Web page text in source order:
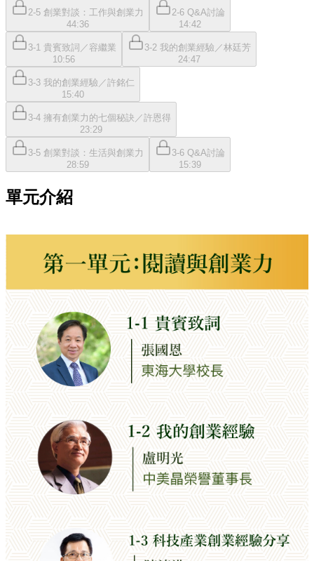
2-5 創業對談：工作與創業力
44:36
2-6 Q&A討論
14:42
3-1 貴賓致詞／容繼業
10:56
3-2 我的創業經驗／林廷芳
24:47
3-3 我的創業經驗／許銘仁
15:40
3-4 擁有創業力的七個秘訣／許恩得
23:29
3-5 創業對談：生活與創業力
28:59
3-6 Q&A討論
15:39
單元介紹